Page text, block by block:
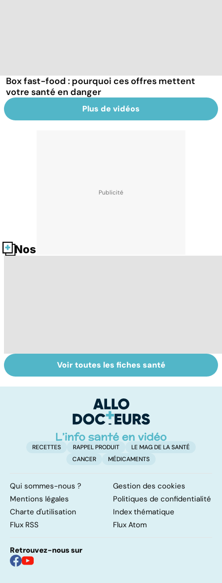
Box fast-food : pourquoi ces offres mettent
votre santé en danger
Plus de vidéos
Nos fiches santé
Ados : que faire
en cas de
Santé des
jeunes : quel rôle
Voir toutes les fiches santé
RECETTES RAPPEL PRODUIT
LE MAG DE LA SANTÉ
CANCER
MÉDICAMENTS
Qui sommes-nous ?
Gestion des cookies
Mentions légales
Politiques de confidentialité
Charte d'utilisation
Index thématique
Flux RSS
Flux Atom
Retrouvez-nous sur